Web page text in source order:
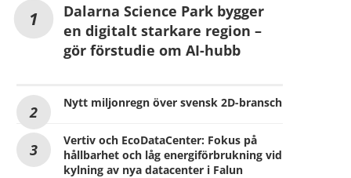
Dalarna Science Park bygger
en digitalt starkare region –
gör förstudie om AI-hubb
Nytt miljonregn över svensk 2D-bransch
Vertiv och EcoDataCenter: Fokus på
hållbarhet och låg energiförbrukning vid
kylning av nya datacenter i Falun